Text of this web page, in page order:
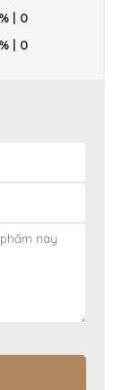
| 0
| 0